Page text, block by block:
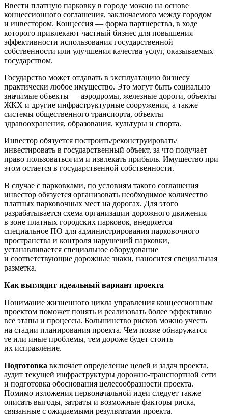
Ввести платную парковку в городе можно на основе
концессионного соглашения, заключаемого между городом
и инвестором. Концессия — форма партнерства, в ходе
которого привлекают частный бизнес для повышения
эффективности использования государственной
собственности или улучшения качества услуг, оказываемых
государством.
Государство может отдавать в эксплуатацию бизнесу
практически любое имущество. Это могут быть социально
значимые объекты — аэродромы, железные дороги, объекты
ЖКХ и другие инфраструктурные сооружения, а также
системы общественного транспорта, объекты
здравоохранения, образования, культуры и спорта.
Инвестор обязуется построить/реконструировать/
инвестировать в государственный объект, за что получает
право пользоваться им и извлекать прибыль. Имущество при
этом остается в государственной собственности.
В случае с парковками, по условиям такого соглашения
инвестор обязуется организовать необходимое количество
платных парковочных мест на дорогах. Для этого
разрабатывается схема организации дорожного движения
в зоне платных городских парковок, внедряется
специальное ПО для администрирования парковочного
пространства и контроля нарушений парковки,
устанавливается специальное оборудование
и соответствующие дорожные знаки, наносится специальная
разметка.
Как выглядит идеальный вариант проекта
Понимание жизненного цикла управления концессионным
проектом поможет понять и реализовать более эффективно
все этапы и процессы. Большинство рисков можно учесть
на стадии планирования проекта. Чем позже обнаружатся
те или иные проблемы, тем дороже будет стоить
их исправление.
Подготовка включает определение целей и задач проекта,
аудит текущей инфраструктуры дорожно-транспортной сети
и подготовка обоснования целесообразности проекта.
Помимо изложения первоначальной идеи следует также
описать выгоды, затраты и возможные факторы риска,
связанные с ожидаемыми результатами проекта.